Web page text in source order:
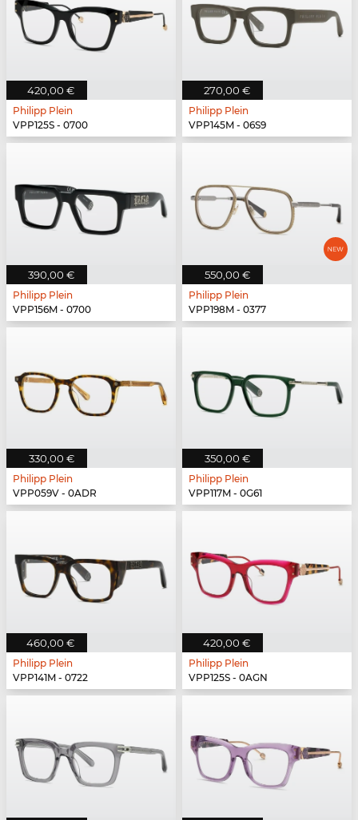
420,00 €
Philipp Plein
VPP125S - 0700
270,00 €
Philipp Plein
VPP145M - 06S9
390,00 €
Philipp Plein
VPP156M - 0700
550,00 €
Philipp Plein
VPP198M - 0377
330,00 €
Philipp Plein
VPP059V - 0ADR
350,00 €
Philipp Plein
VPP117M - 0G61
460,00 €
Philipp Plein
VPP141M - 0722
420,00 €
Philipp Plein
VPP125S - 0AGN